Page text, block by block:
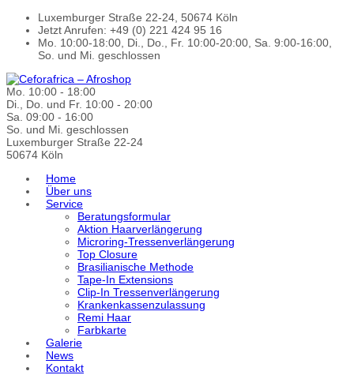
Luxemburger Straße 22-24, 50674 Köln
Jetzt Anrufen: +49 (0) 221 424 95 16
Mo. 10:00-18:00, Di., Do., Fr. 10:00-20:00, Sa. 9:00-16:00,
So. und Mi. geschlossen
Mo. 10:00 - 18:00
Di., Do. und Fr. 10:00 - 20:00
Sa. 09:00 - 16:00
So. und Mi. geschlossen
Luxemburger Straße 22-24
50674 Köln
Home
Über uns
Service
Beratungsformular
Aktion Haarverlängerung
Microring-Tressenverlängerung
Top Closure
Brasilianische Methode
Tape-In Extensions
Clip-In Tressenverlängerung
Krankenkassenzulassung
Remi Haar
Farbkarte
Galerie
News
Kontakt